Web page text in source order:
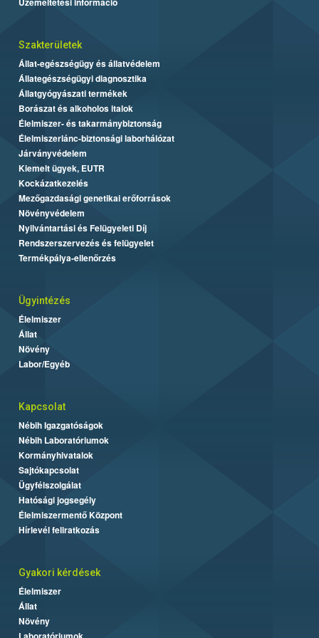
Szakterületek
Állat-egészségügy és állatvédelem
Állategészségügyi diagnosztika
Állatgyógyászati termékek
Borászat és alkoholos italok
Élelmiszer- és takarmánybiztonság
Élelmiszerlánc-biztonsági laborhálózat
Járványvédelem
Kiemelt ügyek, EUTR
Kockázatkezelés
Mezőgazdasági genetikai erőforrások
Növényvédelem
Nyilvántartási és Felügyeleti Díj
Rendszerszervezés és felügyelet
Termékpálya-ellenőrzés
Ügyintézés
Élelmiszer
Állat
Növény
Labor/Egyéb
Kapcsolat
Nébih Igazgatóságok
Nébih Laboratóriumok
Kormányhivatalok
Sajtókapcsolat
Ügyfélszolgálat
Hatósági jogsegély
Élelmiszermentő Központ
Hírlevél feliratkozás
Gyakori kérdések
Élelmiszer
Állat
Növény